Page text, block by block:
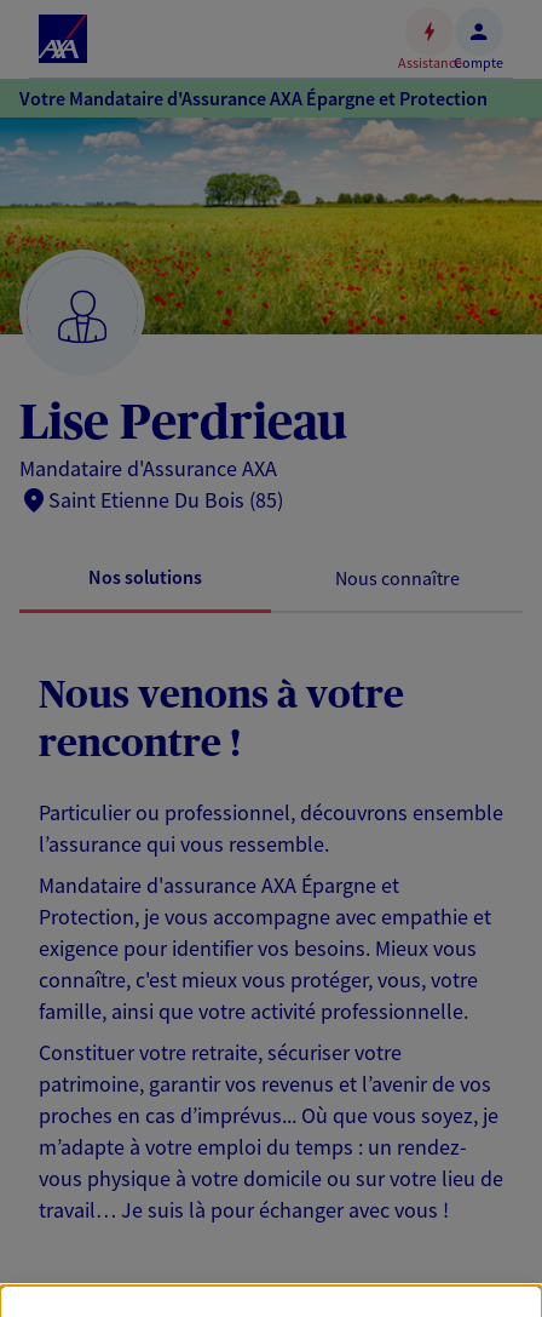
Accéder
au
contenu
principal
Accéder
au
pied
de
page
AssistanceCompte
Votre Mandataire d'Assurance AXA Épargne et Protection
Lise Perdrieau
Mandataire d'Assurance AXA
Saint Etienne Du Bois (85)
Nos solutions Nous connaître
Nous venons à votre
rencontre !
Particulier ou professionnel, découvrons ensemble
l’assurance qui vous ressemble.
Mandataire d'assurance AXA Épargne et
Protection, je vous accompagne avec empathie et
exigence pour identifier vos besoins. Mieux vous
connaître, c'est mieux vous protéger, vous, votre
famille, ainsi que votre activité professionnelle.
Constituer votre retraite, sécuriser votre
patrimoine, garantir vos revenus et l’avenir de vos
proches en cas d’imprévus... Où que vous soyez, je
m’adapte à votre emploi du temps : un rendez-
vous physique à votre domicile ou sur votre lieu de
travail… Je suis là pour échanger avec vous !